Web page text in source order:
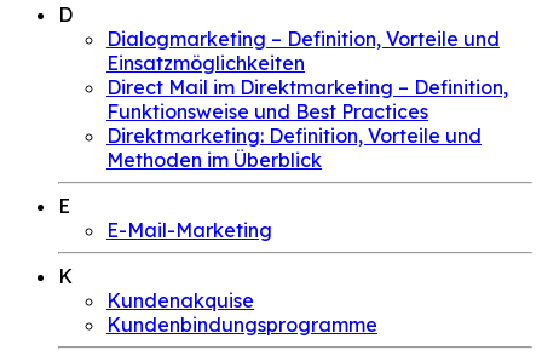
D
Dialogmarketing – Definition, Vorteile und
Einsatzmöglichkeiten
Direct Mail im Direktmarketing – Definition,
Funktionsweise und Best Practices
Direktmarketing: Definition, Vorteile und
Methoden im Überblick
E
E-Mail-Marketing
K
Kundenakquise
Kundenbindungsprogramme